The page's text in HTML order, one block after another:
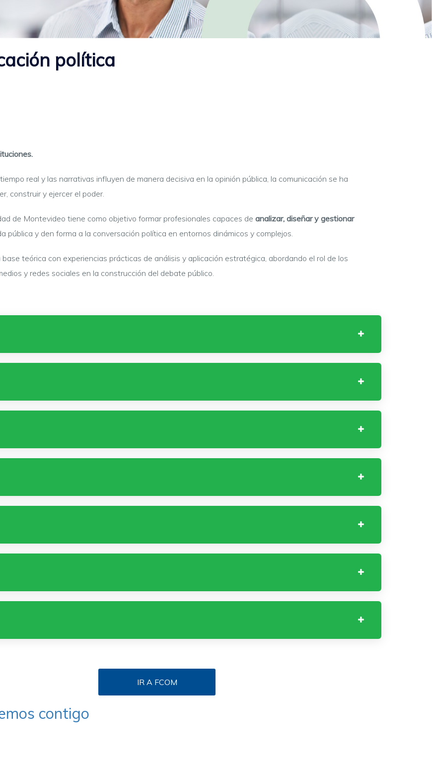
política
real y las narrativas influyen de manera decisiva en la opinión pública, la comunicación se ha
construir y ejercer el poder.
de Montevideo tiene como objetivo formar profesionales capaces de analizar, diseñar y gestionar
pública y den forma a la conversación política en entornos dinámicos y complejos.
teórica con experiencias prácticas de análisis y aplicación estratégica, abordando el rol de los
y redes sociales en la construcción del debate público.
IR A FCOM
contigo